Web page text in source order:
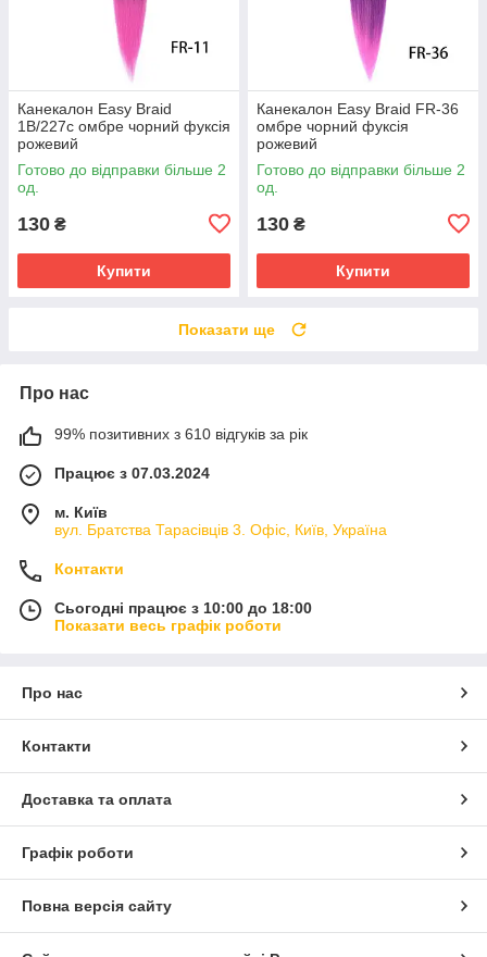
Канекалон Easy Braid
1В/227с омбре чорний фуксія
рожевий
Готово до відправки більше 2
од.
130 ₴
Купити
Канекалон Easy Braid FR-36
омбре чорний фуксія
рожевий
Готово до відправки більше 2
од.
130 ₴
Купити
Показати ще
Про нас
99% позитивних з 610 відгуків за рік
Працює з 07.03.2024
м. Київ
вул. Братства Тарасівців 3. Офіс, Київ, Україна
Контакти
Сьогодні працює з 10:00 до 18:00
Показати весь графік роботи
Про нас
Контакти
Доставка та оплата
Графік роботи
Повна версія сайту